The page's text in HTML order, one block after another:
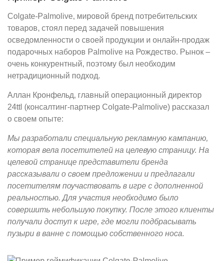
Colgate-Palmolive, мировой бренд потребительских
товаров, стоял перед задачей повышения
осведомленности о своей продукции и онлайн-продаж
подарочных наборов Palmolive на Рождество. Рынок –
очень конкурентный, поэтому был необходим
нетрадиционный подход.
Аллан Кронфельд, главный операционный директор
24ttl (консалтинг-партнер Colgate-Palmolive) рассказал
о своем опыте:
Мы разработали специальную рекламную кампанию,
которая вела посетителей на целевую страницу. На
целевой странице представители бренда
рассказывали о своем предложении и предлагали
посетителям поучаствовать в игре с дополненной
реальностью. Для участия необходимо было
совершить небольшую покупку. После этого клиенты
получали доступ к игре, где могли подбрасывать
пузыри в ванне с помощью собственного носа.